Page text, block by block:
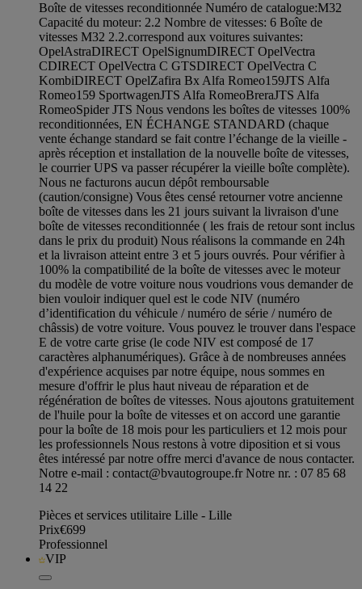
Boîte de vitesses reconditionnée Numéro de catalogue:M32
Capacité du moteur: 2.2 Nombre de vitesses: 6 Boîte de
vitesses M32 2.2.correspond aux voitures suivantes:
OpelAstraDIRECT OpelSignumDIRECT OpelVectra
CDIRECT OpelVectra C GTSDIRECT OpelVectra C
KombiDIRECT OpelZafira Bx Alfa Romeo159JTS Alfa
Romeo159 SportwagenJTS Alfa RomeoBreraJTS Alfa
RomeoSpider JTS Nous vendons les boîtes de vitesses 100%
reconditionnées, EN ÉCHANGE STANDARD (chaque
vente échange standard se fait contre l’échange de la vieille -
après réception et installation de la nouvelle boîte de vitesses,
le courrier UPS va passer récupérer la vieille boîte complète).
Nous ne facturons aucun dépôt remboursable
(caution/consigne) Vous êtes censé retourner votre ancienne
boîte de vitesses dans les 21 jours suivant la livraison d'une
boîte de vitesses reconditionnée ( les frais de retour sont inclus
dans le prix du produit) Nous réalisons la commande en 24h
et la livraison atteint entre 3 et 5 jours ouvrés. Pour vérifier à
100% la compatibilité de la boîte de vitesses avec le moteur
du modèle de votre voiture nous voudrions vous demander de
bien vouloir indiquer quel est le code NIV (numéro
d’identification du véhicule / numéro de série / numéro de
châssis) de votre voiture. Vous pouvez le trouver dans l'espace
E de votre carte grise (le code NIV est composé de 17
caractères alphanumériques). Grâce à de nombreuses années
d'expérience acquises par notre équipe, nous sommes en
mesure d'offrir le plus haut niveau de réparation et de
régénération de boîtes de vitesses. Nous ajoutons gratuitement
de l'huile pour la boîte de vitesses et on accord une garantie
pour la boîte de 18 mois pour les particuliers et 12 mois pour
les professionnels Nous restons à votre diposition et si vous
êtes intéressé par notre offre merci d'avance de nous contacter.
Notre e-mail : contact@bvautogroupe.frNotre nr. : 07 85 68
14 22
Pièces et services utilitaire Lille - Lille
Prix€699
Professionnel
VIP